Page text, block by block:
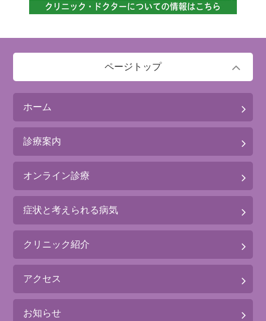
ページトップ
ホーム
診療案内
オンライン診療
症状と考えられる病気
クリニック紹介
アクセス
お知らせ